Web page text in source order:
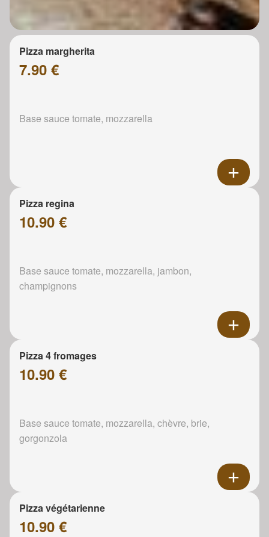
Pizza margherita
7.90 €
Base sauce tomate, mozzarella
Pizza regina
10.90 €
Base sauce tomate, mozzarella, jambon,
champignons
Pizza 4 fromages
10.90 €
Base sauce tomate, mozzarella, chèvre, brie,
gorgonzola
Pizza végétarienne
10.90 €